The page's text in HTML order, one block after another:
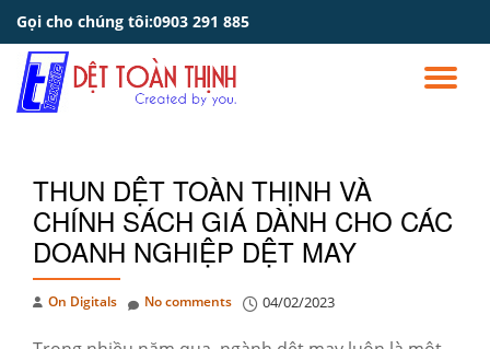
content
Gọi cho chúng tôi:0903 291 885
THUN DỆT TOÀN THỊNH VÀ
CHÍNH SÁCH GIÁ DÀNH CHO CÁC
DOANH NGHIỆP DỆT MAY
On Digitals 04/02/2023
No comments